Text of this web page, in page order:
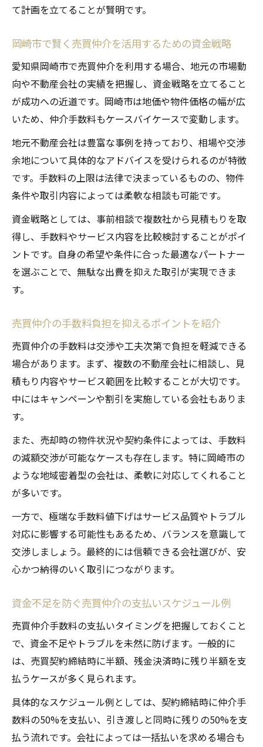
て計画を立てることが賢明です。
岡崎市で賢く売買仲介を活用するための資金戦略
愛知県岡崎市で売買仲介を利用する場合、地元の市場動
向や不動産会社の実績を把握し、資金戦略を立てること
が成功への近道です。岡崎市は地価や物件価格の幅が広
いため、仲介手数料もケースバイケースで変動します。
地元不動産会社は豊富な事例を持っており、相場や交渉
余地について具体的なアドバイスを受けられるのが特徴
です。手数料の上限は法律で決まっているものの、物件
条件や取引内容によっては柔軟な相談も可能です。
資金戦略としては、事前相談で複数社から見積もりを取
得し、手数料やサービス内容を比較検討することがポイ
ントです。自身の希望や条件に合った最適なパートナー
を選ぶことで、無駄な出費を抑えた取引が実現できま
す。
売買仲介の手数料負担を抑えるポイントを紹介
売買仲介の手数料は交渉や工夫次第で負担を軽減できる
場合があります。まず、複数の不動産会社に相談し、見
積もり内容やサービス範囲を比較することが大切です。
中にはキャンペーンや割引を実施している会社もありま
す。
また、売却時の物件状況や契約条件によっては、手数料
の減額交渉が可能なケースも存在します。特に岡崎市の
ような地域密着型の会社は、柔軟に対応してくれること
が多いです。
一方で、極端な手数料値下げはサービス品質やトラブル
対応に影響する可能性もあるため、バランスを意識して
交渉しましょう。最終的には信頼できる会社選びが、安
心かつ納得のいく取引につながります。
資金不足を防ぐ売買仲介の支払いスケジュール例
売買仲介手数料の支払いタイミングを把握しておくこと
で、資金不足やトラブルを未然に防げます。一般的に
は、売買契約締結時に半額、残金決済時に残り半額を支
払うケースが多く見られます。
具体的なスケジュール例としては、契約締結時に仲介手
数料の50%を支払い、引き渡しと同時に残りの50%を支
払う流れです。会社によっては一括払いを求める場合も